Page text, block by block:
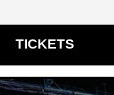
TICKETSOPENT
IN
NIEUW